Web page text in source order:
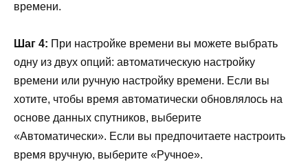
времени.
Шаг 4: При настройке времени вы можете выбрать
одну из двух опций: автоматическую настройку
времени или ручную настройку времени. Если вы
хотите, чтобы время автоматически обновлялось на
основе данных спутников, выберите
«Автоматически». Если вы предпочитаете настроить
время вручную, выберите «Ручное».